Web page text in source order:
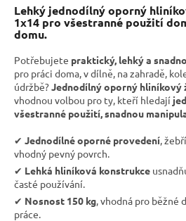
Lehký jednodílný oporný
1x14 pro všestranné použití
domu.
Potřebujete praktický, lehký a
pro práci doma, v dílně, na zahradě,
údržbě?Jednodílný oporný hliníkový
vhodnou volbou pro ty, kteří hledají
všestranné použití, snadnou
✔︎ Jednodílné oporné provedení,
vhodný pevný povrch.
✔︎ Lehká hliníková konstrukce
časté používání.
✔︎ Nosnost 150 kg, vhodná pro běžné
práce.